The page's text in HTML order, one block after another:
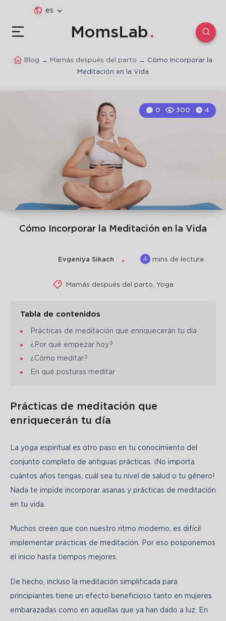
es
MomsLab
Blog → Mamás después del parto → Cómo Incorporar la
Meditación en la Vida
Cómo Incorporar la Meditación en la Vida
0 300 4
Evgeniya Sikach 4 mins de lectura
Mamás después del parto Yoga
Tabla de contenidos
Prácticas de meditación que enriquecerán tu día
¿Por qué empezar hoy?
¿Cómo meditar?
En qué posturas meditar
Prácticas de meditación que
enriquecerán tu día
La yoga espiritual es otro paso en tu conocimiento del
conjunto completo de antiguas prácticas. ¡No importa
cuántos años tengas, cuál sea tu nivel de salud o tu género!
Nada te impide incorporar asanas y prácticas de meditación
en tu vida.
Muchos creen que con nuestro ritmo moderno, es difícil
implementar prácticas de meditación. Por eso posponemos
el inicio hasta tiempos mejores.
De hecho, incluso la meditación simplificada para
principiantes tiene un efecto beneficioso tanto en mujeres
embarazadas como en aquellas que ya han dado a luz. En